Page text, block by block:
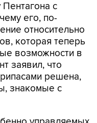
с
его, по-
относительно
которая теперь
возможности в
заявил, что
решена,
знакомые с